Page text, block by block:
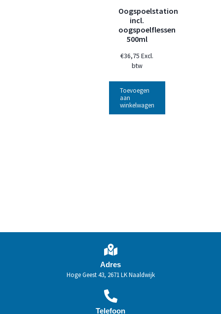
Oogspoelstation
incl.
oogspoelflessen
500ml
€36,75 Excl.
btw
Toevoegen
aan
winkelwagen
Adres
Hoge Geest 43, 2671 LK Naaldwijk
Telefoon